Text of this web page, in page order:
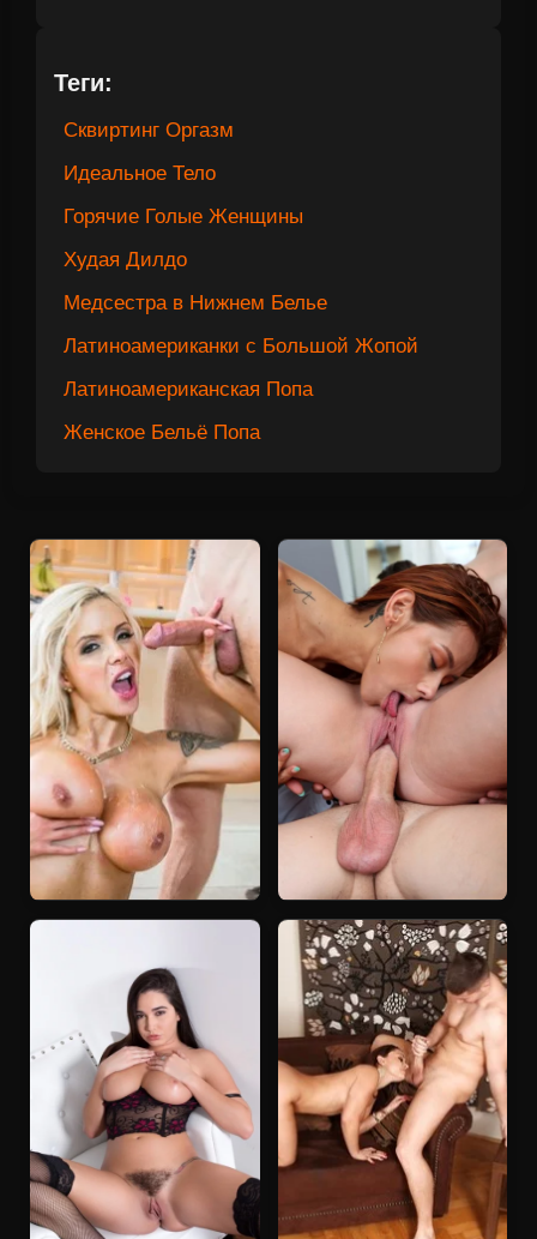
Теги:
Сквиртинг Оргазм
Идеальное Тело
Горячие Голые Женщины
Худая Дилдо
Медсестра в Нижнем Белье
Латиноамериканки с Большой Жопой
Латиноамериканская Попа
Женское Бельё Попа